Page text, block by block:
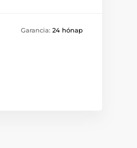
Garancia: 24 hónap